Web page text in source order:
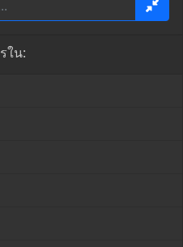
ใน: